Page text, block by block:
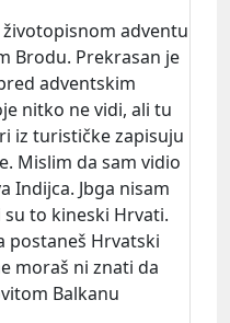
adventu
Brodu. Prekrasan je
adventskim
nitko ne vidi, ali tu
iz turističke zapisuju
Mislim da sam vidio
Indijca. Jbga nisam
to kineski Hrvati.
postaneš Hrvatski
moraš ni znati da
Balkanu